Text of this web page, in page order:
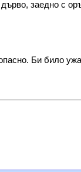
заедно с
Би било